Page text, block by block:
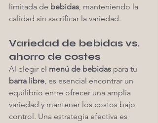
limitada de bebidas, manteniendo la
calidad sin sacrificar la variedad.
Variedad de bebidas vs.
ahorro de costes
Al elegir el menú de bebidas para tu
barra libre, es esencial encontrar un
equilibrio entre ofrecer una amplia
variedad y mantener los costos bajo
control. Una estrategia efectiva es